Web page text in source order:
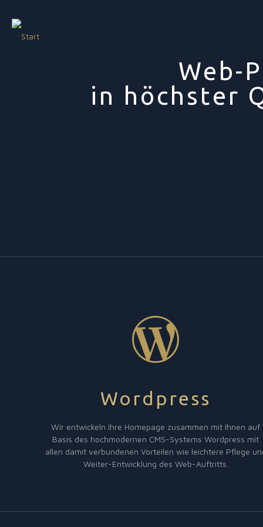
Web-
in höchster
Wordpress
Wir entwickeln Ihre Homepage zusammen mit Ihnen auf
Basis des hochmodernen CMS-Systems Wordpress mit
allen damit verbundenen Vorteilen wie leichtere Pflege
Weiter-Entwicklung des Web-Auftritts.